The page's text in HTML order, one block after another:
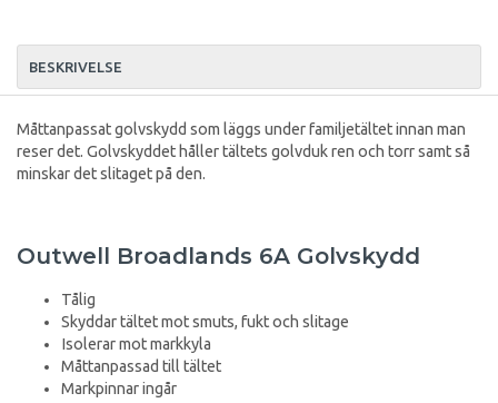
BESKRIVELSE
Måttanpassat golvskydd som läggs under familjetältet innan man
reser det. Golvskyddet håller tältets golvduk ren och torr samt så
minskar det slitaget på den.
Outwell Broadlands 6A Golvskydd
Tålig
Skyddar tältet mot smuts, fukt och slitage
Isolerar mot markkyla
Måttanpassad till tältet
Markpinnar ingår